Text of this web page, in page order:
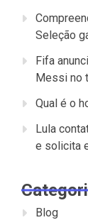
Seleção
Fifa
Messi no
Qual é o
Lula
e solicita
Blog